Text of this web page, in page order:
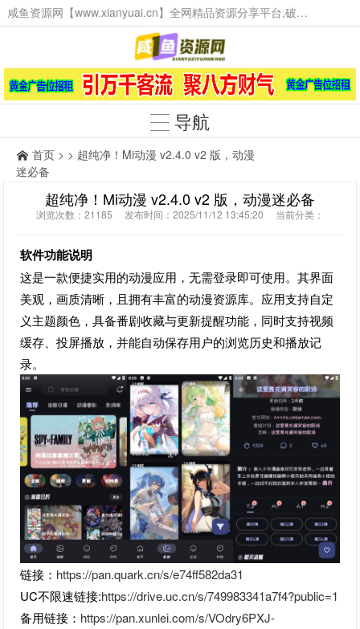
咸鱼资源网【www.xianyuai.cn】全网精品资源分享平台,破解软件,技术源码,火爆项目,工具辅助,这里无所不有。
导航
首页 > > 超纯净！Mi动漫 v2.4.0 v2 版，动漫
迷必备
超纯净！Mi动漫 v2.4.0 v2 版，动漫迷必备
浏览次数：21185 发布时间：2025/11/12 13:45:20 当前分类：
软件功能说明
这是一款便捷实用的动漫应用，无需登录即可使用。其界面
美观，画质清晰，且拥有丰富的动漫资源库。应用支持自定
义主题颜色，具备番剧收藏与更新提醒功能，同时支持视频
缓存、投屏播放，并能自动保存用户的浏览历史和播放记
录。
链接： https://pan.quark.cn/s/e74ff582da31
UC不限速链接:https://drive.uc.cn/s/749983341a7f4?public=1
备用链接： https://pan.xunlei.com/s/VOdry6PXJ-